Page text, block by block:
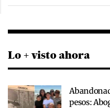
Lo + visto ahora
pesos: